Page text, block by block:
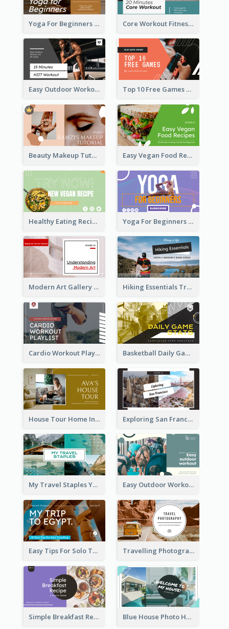
Yoga For Beginners Fitness YouTube Thumbnail Core Workout Fitness YouTube Thumbnail
Easy Outdoor Workout HIIT YouTube Thumbnail Top 10 Free Games YouTube Thumbnail
Beauty Makeup Tutorial Class YouTube Thumbnail Easy Vegan Food Recipes YouTube Thumbnail
Healthy Eating Recipe YouTube Thumbnail Yoga For Beginners YouTube Thumbnail
Modern Art Gallery Art Education YouTube Thumbnail Hiking Essentials Travel YouTube Thumbnail
Cardio Workout Playlist Fitness YouTube Thumbnail Basketball Daily Game Stats Sports YouTube Thumbnail
House Tour Home Introduction YouTube Thumbnail Exploring San Francisco Travelling YouTube Thumbnail
My Travel Staples YouTube Thumbnail Easy Outdoor Workout YouTube Thumbnail
Easy Tips For Solo Traveler YouTube Thumbnail Travelling Photography Tips YouTube Thumbnail
Simple Breakfast Recipe Tutorial YouTube Thumbnail Blue House Photo House Tour YouTube Thumbnail